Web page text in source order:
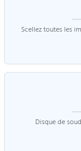
Scellez toutes les
Disque de